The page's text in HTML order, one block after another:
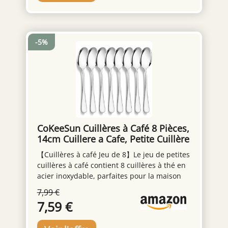
CoKeeSun Cuillères à Café 8 Pièces,
14cm Cuillere a Cafe, Petite Cuillère
en Acier Inoxydable, Cuillère Pour
dessert, thé, Espresso, Polies
Miroir, Lavables au Lave-vaisselle,
pour la Maison, l'hôtel
【Cuillères à café Jeu de 8】Le jeu de petites
cuillères à café contient 8 cuillères à thé en
acier inoxydable, parfaites pour la maison
fantastique pour les couverts à cuillères
perdus. Les cuillères à café mesurent 3*14
cm. 【Haute qualité et Cuillères à café
7,99 €
7,59 €
-5%